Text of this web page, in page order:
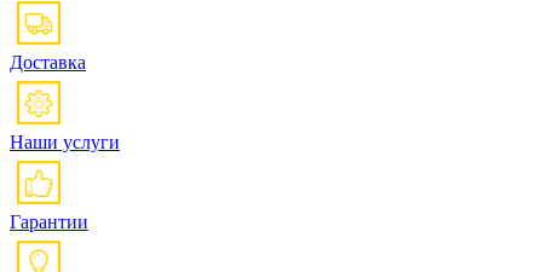
Доставка
Наши услуги
Гарантии